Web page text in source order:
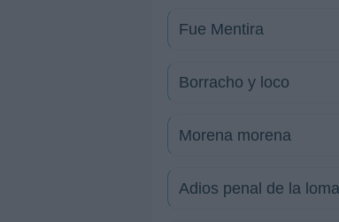
Fue Mentira
Borracho y loco
Morena morena
Adios penal de la loma